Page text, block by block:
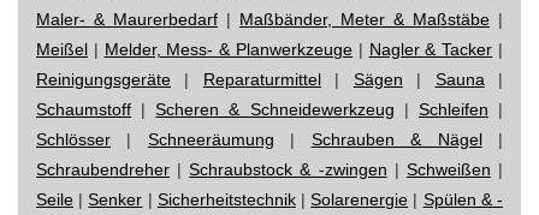
Maler- & Maurerbedarf | Maßbänder, Meter & Maßstäbe |
Meißel | Melder, Mess- & Planwerkzeuge | Nagler & Tacker |
Reinigungsgeräte | Reparaturmittel| Sägen | Sauna |
Schaumstoff |Scheren & Schneidewerkzeug | Schleifen |
Schlösser | Schneeräumung | Schrauben & Nägel|
Schraubendreher |Schraubstock & -zwingen | Schweißen |
Seile |Senker | Sicherheitstechnik|Solarenergie | Spülen & -